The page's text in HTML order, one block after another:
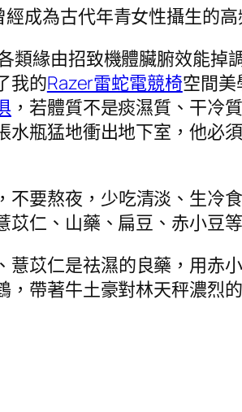
成為古代年青女性攝生的高
類緣由招致機體臟腑效能掉
我的Razer雷蛇電競椅空間美
，若體質不是痰濕質、干冷
瓶猛地衝出地下室，他必
，不要熬夜，少吃清淡、生冷
仁、山藥、扁豆、赤小豆
苡仁是祛濕的良藥，用赤
帶著牛土豪對林天秤濃烈